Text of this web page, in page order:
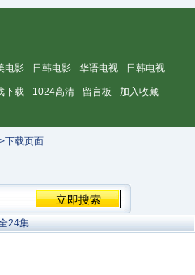
电影 日韩电影 华语电视 日韩电视
下载 1024高清 留言板 加入收藏
>下载页面
24集